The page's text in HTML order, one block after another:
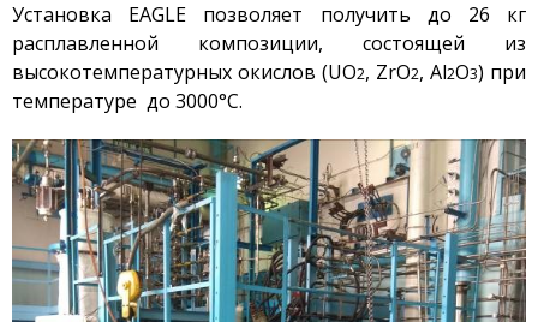
Развитие атомной
Мониторинг ядерных
исследовательских
реакторов
Термоядерные
исследования
Водородная Энергетика
Новости
Установка EAGLE позволяет получить до 26 кг
расплавленной композиции, состоящей из
высокотемпературных окислов (UO2, ZrO2, Al2O3) при
температуре до 3000°С.